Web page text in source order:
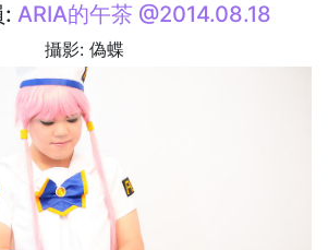
: ARIA的午茶 @2014.08.18
攝影: 偽蝶